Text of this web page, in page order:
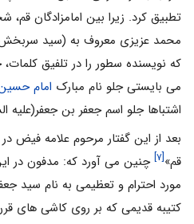
تطبیق کرد. زیرا بین امامزادگان
محمد عزیزی معروف به (سید
که نویسنده سطور را در تلفیق
می بایستى جلو نام مبارک امام
اشتباها جلو اسم جعفر بن
بعد از این گفتار مرحوم علامه فیض
قم»[۷]
چنین مى آورد که: مدفون در
مورد احترام و تعظیمى به نام
کتیبه قدیمى که بر روى کاشی هاى